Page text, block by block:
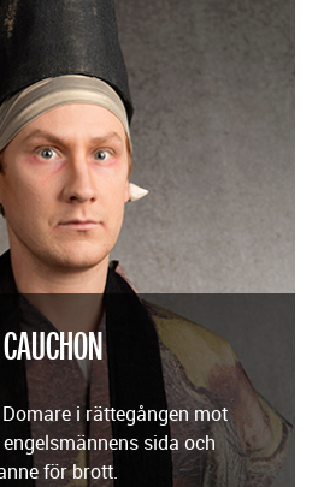
i rättegången mot
sida och
för brott.